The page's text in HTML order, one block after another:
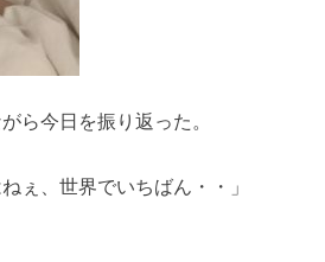
ら今日を振り返った。
ぇ、世界でいちばん・・」